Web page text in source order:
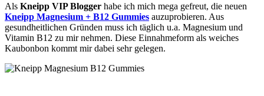
Als Kneipp VIP Blogger habe ich mich mega gefreut, die neuen
Kneipp Magnesium + B12 Gummies auzuprobieren. Aus
gesundheitlichen Gründen muss ich täglich u.a. Magnesium und
Vitamin B12 zu mir nehmen. Diese Einnahmeform als weiches
Kaubonbon kommt mir dabei sehr gelegen.